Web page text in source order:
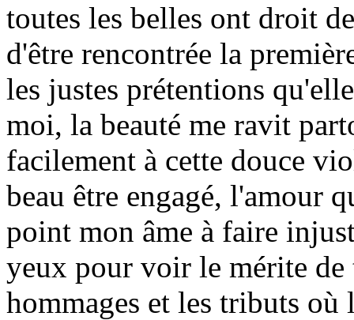
toutes les belles ont droit
d'être rencontrée la
les justes prétentions
moi, la beauté me ravit
facilement à cette douce
beau être engagé, l'amour
point mon âme à faire
yeux pour voir le mérite de
hommages et les tributs